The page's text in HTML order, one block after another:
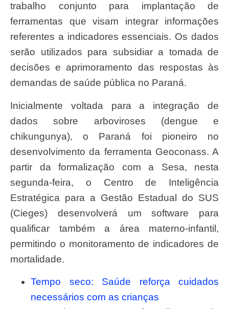
trabalho conjunto para implantação de
ferramentas que visam integrar informações
referentes a indicadores essenciais. Os dados
serão utilizados para subsidiar a tomada de
decisões e aprimoramento das respostas às
demandas de saúde pública no Paraná.
Inicialmente voltada para a integração de
dados sobre arboviroses (dengue e
chikungunya), o Paraná foi pioneiro no
desenvolvimento da ferramenta Geoconass. A
partir da formalização com a Sesa, nesta
segunda-feira, o Centro de Inteligência
Estratégica para a Gestão Estadual do SUS
(Cieges) desenvolverá um software para
qualificar também a área materno-infantil,
permitindo o monitoramento de indicadores de
mortalidade.
Tempo seco: Saúde reforça cuidados
necessários com as crianças